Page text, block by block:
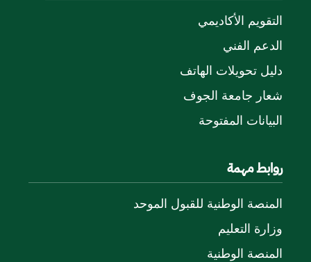
التقويم الأكاديمي
الدعم الفني
دليل تحويلات الهاتف
شعار جامعة الجوف
البيانات المفتوحة
روابط مهمة
المنصة الوطنية للقبول الموحد
وزارة التعليم
المنصة الوطنية